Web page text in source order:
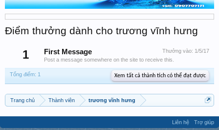
Điểm thưởng dành cho trương vĩnh hưng
1 Thưởng vào: 1/5/17
First Message
Post a message somewhere on the site to receive this.
Tổng điểm: 1 Xem tất cả thành tích có thể đạt được
Trang chủ Thành viên trương vĩnh hưng
Liên hệ
Trợ giúp